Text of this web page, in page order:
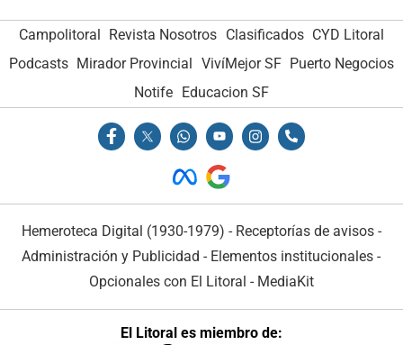
Campolitoral Revista Nosotros Clasificados CYD Litoral
Podcasts Mirador Provincial VivíMejor SF Puerto Negocios
Notife
Educacion SF
Hemeroteca Digital (1930-1979) - Receptorías de avisos -
Administración y Publicidad - Elementos institucionales -
Opcionales con El Litoral - MediaKit
El Litoral es miembro de: